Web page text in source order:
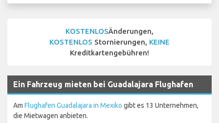
KOSTENLOSÄnderungen,
KOSTENLOS Stornierungen, KEINE
Kreditkartengebühren!
Ein Fahrzeug mieten bei Guadalajara Flughafen
Am Flughafen Guadalajara in Mexiko gibt es 13 Unternehmen,
die Mietwagen anbieten.